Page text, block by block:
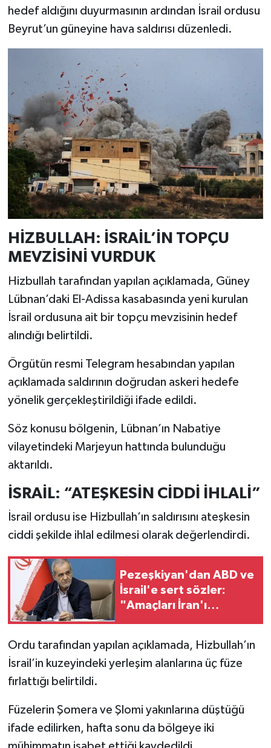
hedef aldığını duyurmasının ardından İsrail ordusu
Beyrut’un güneyine hava saldırısı düzenledi.
HİZBULLAH: İSRAİL’İN TOPÇU
MEVZİSİNİ VURDUK
Hizbullah tarafından yapılan açıklamada, Güney
Lübnan’daki El-Adissa kasabasında yeni kurulan
İsrail ordusuna ait bir topçu mevzisinin hedef
alındığı belirtildi.
Örgütün resmi Telegram hesabından yapılan
açıklamada saldırının doğrudan askeri hedefe
yönelik gerçekleştirildiği ifade edildi.
Söz konusu bölgenin, Lübnan’ın Nabatiye
vilayetindeki Marjeyun hattında bulunduğu
aktarıldı.
İSRAİL: “ATEŞKESİN CİDDİ İHLALİ”
İsrail ordusu ise Hizbullah’ın saldırısını ateşkesin
ciddi şekilde ihlal edilmesi olarak değerlendirdi.
Pezeşkiyan'dan ABD ve
İsrail'e sert sözler:
"Amaçları İran'ı
Ordu tarafından yapılan açıklamada, Hizbullah’ın
İsrail’in kuzeyindeki yerleşim alanlarına üç füze
fırlattığı belirtildi.
Füzelerin Şomera ve Şlomi yakınlarına düştüğü
ifade edilirken, hafta sonu da bölgeye iki